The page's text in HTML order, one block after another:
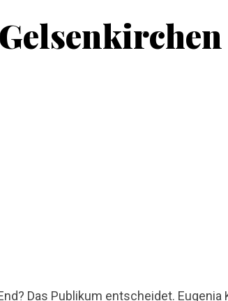
Das Publikum entscheidet.